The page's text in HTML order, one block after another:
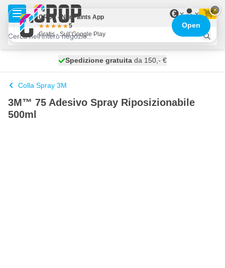
Salta al contenuto
€
spedito domani
Spedizione gratuita da 150,- €
100 giorni
Colla Spray 3M
3M™ 75 Adesivo Spray Riposizionabile
500ml
×
CROP - NonPaints App
5
Gratis - Sull’Google Play
Open